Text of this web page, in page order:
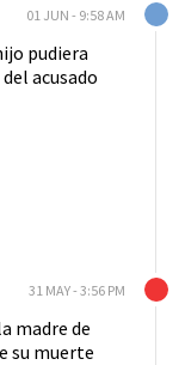
01 JUN - 9:58 AM
31 MAY - 3:56 PM